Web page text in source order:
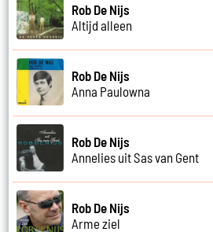
Rob De Nijs
Altijd alleen
Rob De Nijs
Anna Paulowna
Rob De Nijs
Annelies uit Sas van Gent
Rob De Nijs
Arme ziel